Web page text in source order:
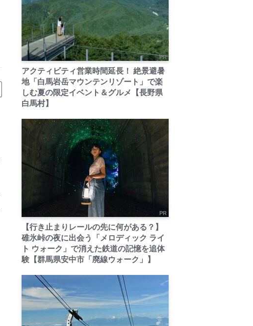
PR
アクティビティ営業時間延長！ 絶景避暑
地「白馬岩岳マウンテンリゾート」で楽
しむ夏の限定イベント＆グルメ【長野県
白馬村】
PR
【行き止まりレールの先に何がある？】
碓氷峠の夜に出会う「メロディック ライ
ト ウォーク」で消えた鉄道の記憶を追体
験【群馬県安中市「廃線ウォーク」】